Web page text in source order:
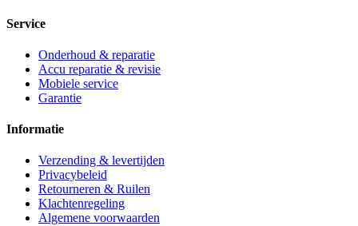
Service
Onderhoud & reparatie
Accu reparatie & revisie
Mobiele service
Garantie
Informatie
Verzending & levertijden
Privacybeleid
Retourneren & Ruilen
Klachtenregeling
Algemene voorwaarden